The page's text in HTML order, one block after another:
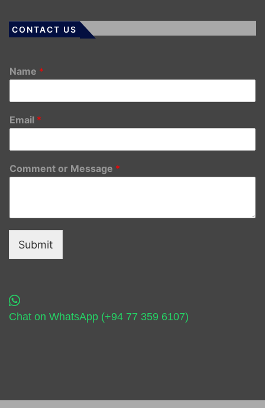
CONTACT US
Name *
Email *
Comment or Message *
Submit
Chat on WhatsApp (+94 77 359 6107)